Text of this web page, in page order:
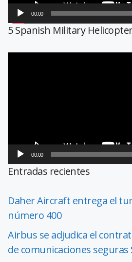
00:00
5 Spanish Military
00:00
Entradas recientes
Daher Aircraft entrega el
número 400
Airbus se adjudica el
de comunicaciones seguras